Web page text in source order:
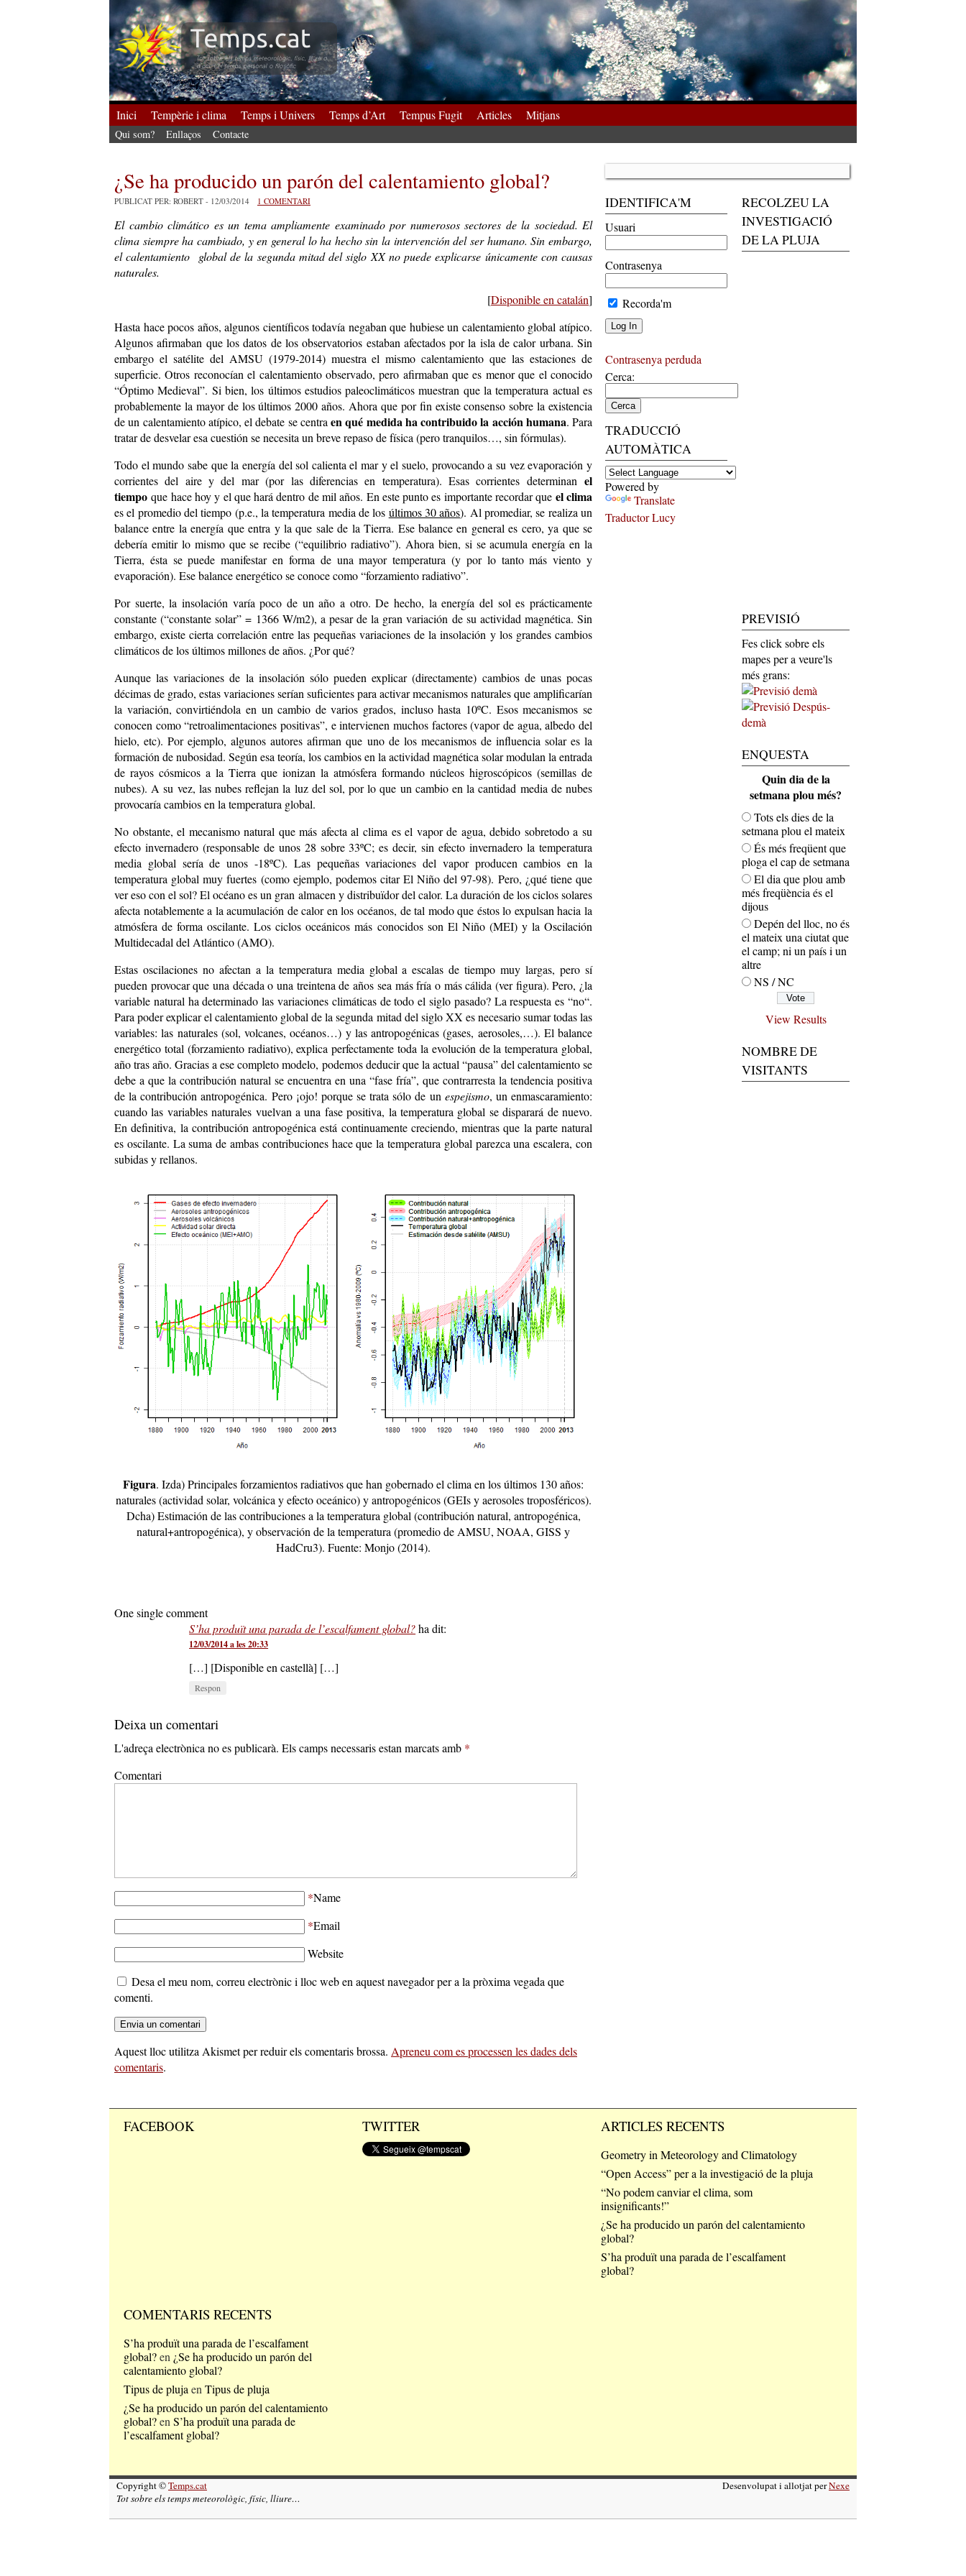
Inici Tempèrie i clima Temps i Univers Temps d’Art Tempus Fugit Articles Mitjans
Qui som? Enllaços Contacte
¿Se ha producido un parón del calentamiento global?
PUBLICAT PER: ROBERT - 12/03/2014 1 COMENTARI
El cambio climático es un tema ampliamente examinado por numerosos sectores de la sociedad. El
clima siempre ha cambiado, y en general lo ha hecho sin la intervención del ser humano. Sin embargo,
el calentamiento global de la segunda mitad del siglo XX no puede explicarse únicamente con causas
naturales.
[Disponible en catalán]
Hasta hace pocos años, algunos científicos todavía negaban que hubiese un calentamiento global atípico.
Algunos afirmaban que los datos de los observatorios estaban afectados por la isla de calor urbana. Sin
embargo el satélite del AMSU (1979-2014) muestra el mismo calentamiento que las estaciones de
superficie. Otros reconocían el calentamiento observado, pero afirmaban que es menor que el conocido
“Óptimo Medieval”. Si bien, los últimos estudios paleoclimáticos muestran que la temperatura actual es
probablemente la mayor de los últimos 2000 años. Ahora que por fin existe consenso sobre la existencia
de un calentamiento atípico, el debate se centra en qué medida ha contribuido la acción humana. Para
tratar de desvelar esa cuestión se necesita un breve repaso de física (pero tranquilos…, sin fórmulas).
Todo el mundo sabe que la energía del sol calienta el mar y el suelo, provocando a su vez evaporación y
corrientes del aire y del mar (por las diferencias en temperatura). Esas corrientes determinan el
tiempo que hace hoy y el que hará dentro de mil años. En este punto es importante recordar que el clima
es el promedio del tiempo (p.e., la temperatura media de los últimos 30 años). Al promediar, se realiza un
balance entre la energía que entra y la que sale de la Tierra. Ese balance en general es cero, ya que se
debería emitir lo mismo que se recibe (“equilibrio radiativo”). Ahora bien, si se acumula energía en la
Tierra, ésta se puede manifestar en forma de una mayor temperatura (y por lo tanto más viento y
evaporación). Ese balance energético se conoce como “forzamiento radiativo”.
Por suerte, la insolación varía poco de un año a otro. De hecho, la energía del sol es prácticamente
constante (“constante solar” = 1366 W/m2), a pesar de la gran variación de su actividad magnética. Sin
embargo, existe cierta correlación entre las pequeñas variaciones de la insolación y los grandes cambios
climáticos de los últimos millones de años. ¿Por qué?
Aunque las variaciones de la insolación sólo pueden explicar (directamente) cambios de unas pocas
décimas de grado, estas variaciones serían suficientes para activar mecanismos naturales que amplificarían
la variación, convirtiéndola en un cambio de varios grados, incluso hasta 10ºC. Esos mecanismos se
conocen como “retroalimentaciones positivas”, e intervienen muchos factores (vapor de agua, albedo del
hielo, etc). Por ejemplo, algunos autores afirman que uno de los mecanismos de influencia solar es la
formación de nubosidad. Según esa teoría, los cambios en la actividad magnética solar modulan la entrada
de rayos cósmicos a la Tierra que ionizan la atmósfera formando núcleos higroscópicos (semillas de
nubes). A su vez, las nubes reflejan la luz del sol, por lo que un cambio en la cantidad media de nubes
provocaría cambios en la temperatura global.
No obstante, el mecanismo natural que más afecta al clima es el vapor de agua, debido sobretodo a su
efecto invernadero (responsable de unos 28 sobre 33ºC; es decir, sin efecto invernadero la temperatura
media global sería de unos -18ºC). Las pequeñas variaciones del vapor producen cambios en la
temperatura global muy fuertes (como ejemplo, podemos citar El Niño del 97-98). Pero, ¿qué tiene que
ver eso con el sol? El océano es un gran almacen y distribuïdor del calor. La duración de los ciclos solares
afecta notablemente a la acumulación de calor en los océanos, de tal modo que éstos lo expulsan hacia la
atmósfera de forma oscilante. Los ciclos oceánicos más conocidos son El Niño (MEI) y la Oscilación
Multidecadal del Atlántico (AMO).
Estas oscilaciones no afectan a la temperatura media global a escalas de tiempo muy largas, pero sí
pueden provocar que una década o una treintena de años sea más fría o más cálida (ver figura). Pero, ¿la
variable natural ha determinado las variaciones climáticas de todo el siglo pasado? La respuesta es “no“.
Para poder explicar el calentamiento global de la segunda mitad del siglo XX es necesario sumar todas las
variables: las naturales (sol, volcanes, océanos…) y las antropogénicas (gases, aerosoles,…). El balance
energético total (forzamiento radiativo), explica perfectamente toda la evolución de la temperatura global,
año tras año. Gracias a ese completo modelo, podemos deducir que la actual “pausa” del calentamiento se
debe a que la contribución natural se encuentra en una “fase fría”, que contrarresta la tendencia positiva
de la contribución antropogénica. Pero ¡ojo! porque se trata sólo de un espejismo, un enmascaramiento:
cuando las variables naturales vuelvan a una fase positiva, la temperatura global se disparará de nuevo.
En definitiva, la contribución antropogénica está continuamente creciendo, mientras que la parte natural
es oscilante. La suma de ambas contribuciones hace que la temperatura global parezca una escalera, con
subidas y rellanos.
Figura. Izda) Principales forzamientos radiativos que han gobernado el clima en los últimos 130 años:
naturales (actividad solar, volcánica y efecto oceánico) y antropogénicos (GEIs y aerosoles troposféricos).
Dcha) Estimación de las contribuciones a la temperatura global (contribución natural, antropogénica,
natural+antropogénica), y observación de la temperatura (promedio de AMSU, NOAA, GISS y
HadCru3). Fuente: Monjo (2014).
One single comment
S’ha produït una parada de l’escalfament global?ha dit:
12/03/2014 a les 20:33
[…] [Disponible en castellà] […]
Respon
Deixa un comentari
L'adreça electrònica no es publicarà. Els camps necessaris estan marcats amb *
Comentari
*Name
*Email
Website
Desa el meu nom, correu electrònic i lloc web en aquest navegador per a la pròxima vegada que
comenti.
Aquest lloc utilitza Akismet per reduir els comentaris brossa. Apreneu com es processen les dades dels
comentaris.
IDENTIFICA'M
Usuari
Contrasenya
Recorda'm
Contrasenya perduda
Cerca:
TRADUCCIÓ
AUTOMÀTICA
Powered by
Translate
Traductor Lucy
RECOLZEU LA
INVESTIGACIÓ
DE LA PLUJA
PREVISIÓ
Fes click sobre els
mapes per a veure'ls
més grans:
ENQUESTA
Quin dia de la
setmana plou més?
Tots els dies de la
setmana plou el mateix
És més freqüent que
ploga el cap de setmana
El dia que plou amb
més freqüència és el
dijous
Depén del lloc, no és
el mateix una ciutat que
el camp; ni un país i un
altre
NS / NC
View Results
NOMBRE DE
VISITANTS
FACEBOOK TWITTER ARTICLES RECENTS
Geometry in Meteorology and Climatology
“Open Access” per a la investigació de la pluja
“No podem canviar el clima, som
insignificants!”
¿Se ha producido un parón del calentamiento
global?
S’ha produït una parada de l’escalfament
global?
COMENTARIS RECENTS
S’ha produït una parada de l’escalfament
global?en¿Se ha producido un parón del
calentamiento global?
Tipus de plujaenTipus de pluja
¿Se ha producido un parón del calentamiento
global?enS’ha produït una parada de
l’escalfament global?
Desenvolupat i allotjat perNexe
Copyright ©Temps.cat
Tot sobre els temps meteorològic, físic, lliure…